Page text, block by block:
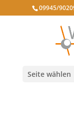
09945/
Seite wählen